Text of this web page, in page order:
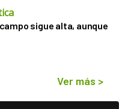
sigue alta, aunque
Ver más >